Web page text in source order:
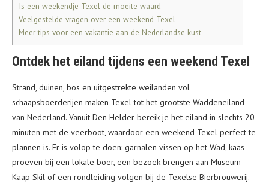
Is een weekendje Texel de moeite waard
Veelgestelde vragen over een weekend Texel
Meer tips voor een vakantie aan de Nederlandse kust
Ontdek het eiland tijdens een weekend Texel
Strand, duinen, bos en uitgestrekte weilanden vol
schaapsboerderijen maken Texel tot het grootste Waddeneiland
van Nederland. Vanuit Den Helder bereik je het eiland in slechts 20
minuten met de veerboot, waardoor een weekend Texel perfect te
plannen is. Er is volop te doen: garnalen vissen op het Wad, kaas
proeven bij een lokale boer, een bezoek brengen aan Museum
Kaap Skil of een rondleiding volgen bij de Texelse Bierbrouwerij.